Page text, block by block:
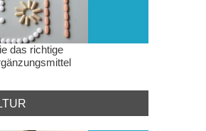
das richtige